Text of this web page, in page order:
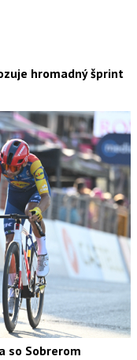
hromadný šprint
so Sobrerom